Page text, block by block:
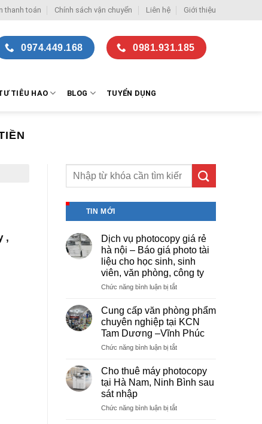
thanh toán Chính sách vận chuyển Liên hệ Giới thiệu
0974.449.168 0981.931.185
TIÊU HAO BLOG TUYỂN DỤNG
,
TIN MỚI
Dịch vụ photocopy giá rẻ
hà nội – Báo giá photo tài
liệu cho học sinh, sinh
viên, văn phòng, công ty
Chức năng bình luận bị tắtở
vụ
photocopy
giá
rẻ
hà
–
Báo
giá
tài
Cung cấp văn phòng phẩm
chuyên nghiệp tại KCN
Tam Dương –Vĩnh Phúc
Chức năng bình luận bị tắtở
cấp
văn
phòng
chuyên
Cho thuê máy photocopy
tại Hà Nam, Ninh Bình sau
sát nhập
Chức năng bình luận bị tắtở